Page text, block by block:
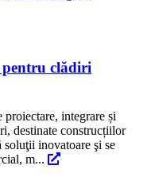
clădiri
integrare și
destinate construcțiilor
inovatoare şi se
m...